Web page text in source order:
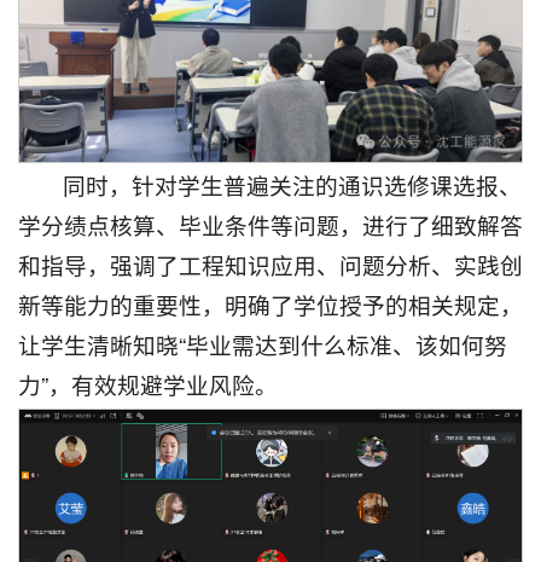
同时，针对学生普遍关注的通识选修课选报、
学分绩点核算、毕业条件等问题，进行了细致解答
和指导，强调了工程知识应用、问题分析、实践创
新等能力的重要性，明确了学位授予的相关规定，
让学生清晰知晓“毕业需达到什么标准、该如何努
力”，有效规避学业风险。